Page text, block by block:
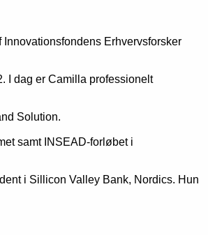
Erhvervsforsker
I dag er Camilla professionelt
Solution.
samt INSEAD-forløbet i
i Sillicon Valley Bank, Nordics. Hun